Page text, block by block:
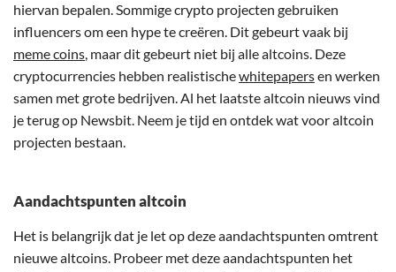
hiervan bepalen. Sommige crypto projecten gebruiken
influencers om een hype te creëren. Dit gebeurt vaak bij
meme coins, maar dit gebeurt niet bij alle altcoins. Deze
cryptocurrencies hebben realistischewhitepapersen werken
samen met grote bedrijven. Al het laatste altcoin nieuws vind
je terug op Newsbit. Neem je tijd en ontdek wat voor altcoin
projecten bestaan.
Aandachtspunten altcoin
Het is belangrijk dat je let op deze aandachtspunten omtrent
nieuwe altcoins. Probeer met deze aandachtspunten het